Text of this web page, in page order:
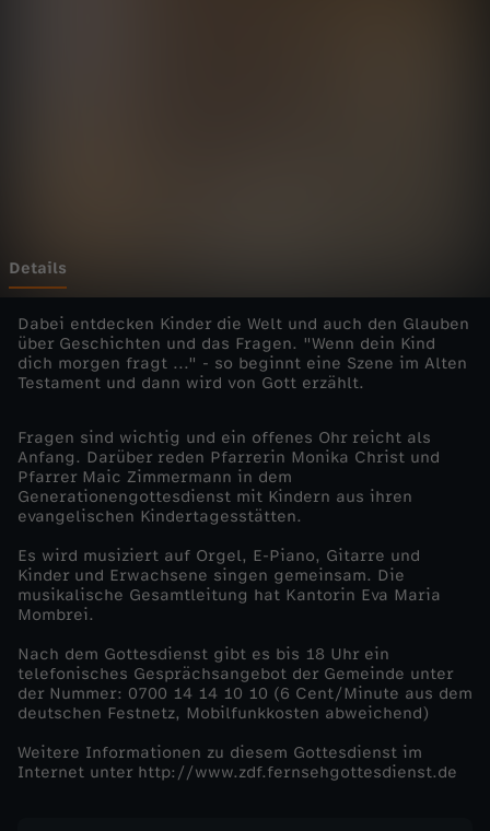
e
-
W
e
n
n
d
e
i
n
Details
Dabei entdecken Kinder die Welt und auch den Glauben
über Geschichten und das Fragen. "Wenn dein Kind
dich morgen fragt ..." - so beginnt eine Szene im Alten
Testament und dann wird von Gott erzählt.
Fragen sind wichtig und ein offenes Ohr reicht als
Anfang. Darüber reden Pfarrerin Monika Christ und
Pfarrer Maic Zimmermann in dem
Generationengottesdienst mit Kindern aus ihren
evangelischen Kindertagesstätten.
Es wird musiziert auf Orgel, E-Piano, Gitarre und
Kinder und Erwachsene singen gemeinsam. Die
musikalische Gesamtleitung hat Kantorin Eva Maria
Mombrei.
Nach dem Gottesdienst gibt es bis 18 Uhr ein
telefonisches Gesprächsangebot der Gemeinde unter
der Nummer: 0700 14 14 10 10 (6 Cent/Minute aus dem
deutschen Festnetz, Mobilfunkkosten abweichend)
Weitere Informationen zu diesem Gottesdienst im
Internet unter http://www.zdf.fernsehgottesdienst.de